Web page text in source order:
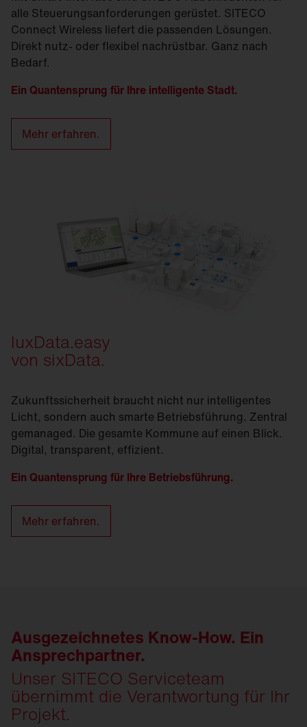
alle Steuerungsanforderungen gerüstet. SITECO
Connect Wireless liefert die passenden Lösungen.
Direkt nutz- oder flexibel nachrüstbar. Ganz nach
Bedarf.
Ein Quantensprung für Ihre intelligente Stadt.
Mehr erfahren.
luxData.easy
von sixData.
Zukunftssicherheit braucht nicht nur intelligentes
Licht, sondern auch smarte Betriebsführung. Zentral
gemanaged. Die gesamte Kommune auf einen Blick.
Digital, transparent, effizient.
Ein Quantensprung für Ihre Betriebsführung.
Mehr erfahren.
Ausgezeichnetes Know-How. Ein
Ansprechpartner.
Unser SITECO Serviceteam
übernimmt die Verantwortung für Ihr
Projekt.